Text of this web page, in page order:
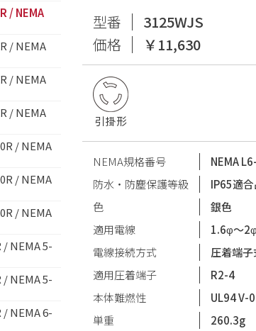
/ NEMA
/ NEMA
/ NEMA
/ NEMA
/ NEMA
/ NEMA
/ NEMA
/ NEMA 5-
/ NEMA 5-
/ NEMA 6-
型番
3125WJS
価格
￥11,630
引掛形
NEMA規格番号
NEMA
防水・防塵保護等級
IP65適
色
銀色
適用電線
1.6φ〜
電線接続方式
圧着端
適用圧着端子
R2-4
本体難燃性
UL94 V-0
単重
260.3g